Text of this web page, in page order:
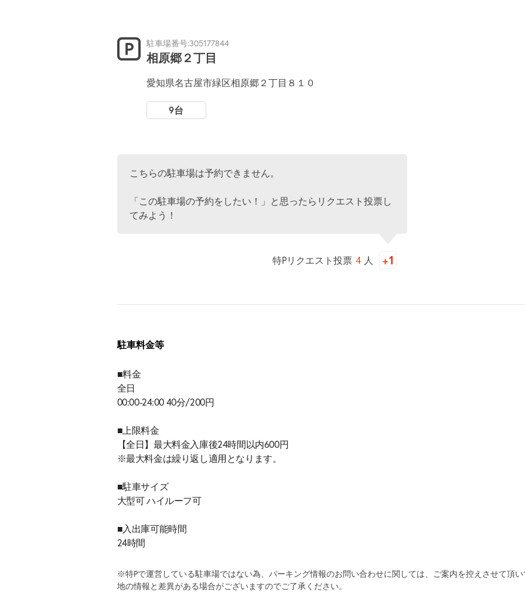
駐車場番号:305177844
相原郷２丁目
愛知県名古屋市緑区相原郷２丁目８１０
9台
こちらの駐車場は予約できません。
「この駐車場の予約をしたい！」と思ったらリクエスト投票し
てみよう！
特Pリクエスト投票 4 人
駐車料金等
■料金
全日
00:00-24:00 40分/200円
■上限料金
【全日】最大料金入庫後24時間以内600円
※最大料金は繰り返し適用となります。
■駐車サイズ
大型可 ハイルーフ可
■入出庫可能時間
24時間
※特Pで運営している駐車場ではない為、パーキング情報のお問い合わせに関しては、ご案内を控えさせて頂
地の情報と差異がある場合がございますのでご了承ください。